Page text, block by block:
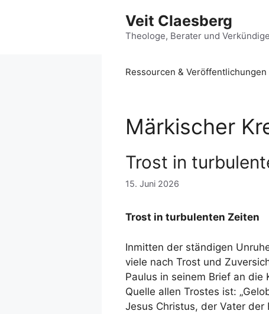
Veit Claesberg
Theologe, Berater und
Ressourcen & Veröffentlichungen
Märkischer
Trost in
15. Juni 2026
Trost in turbulenten Zeiten
Inmitten der ständigen
viele nach Trost und
Paulus in seinem Brief an
Quelle allen Trostes ist:
Jesus Christus, der Vater